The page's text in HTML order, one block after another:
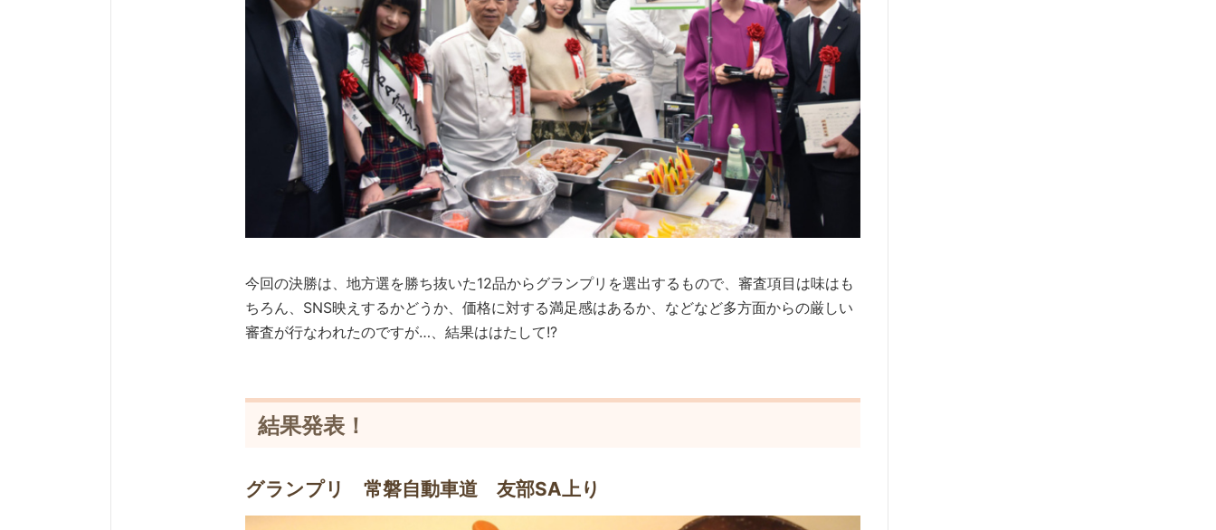
今回の決勝は、地方選を勝ち抜いた12品からグランプリを選出するもので、審査項目は味はも
ちろん、SNS映えするかどうか、価格に対する満足感はあるか、などなど多方面からの厳しい
審査が行なわれたのですが…、結果ははたして!?
結果発表！
グランプリ 常磐自動車道 友部SA上り